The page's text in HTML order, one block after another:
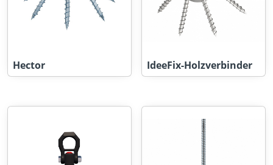
Hector IdeeFix-Holzverbinder